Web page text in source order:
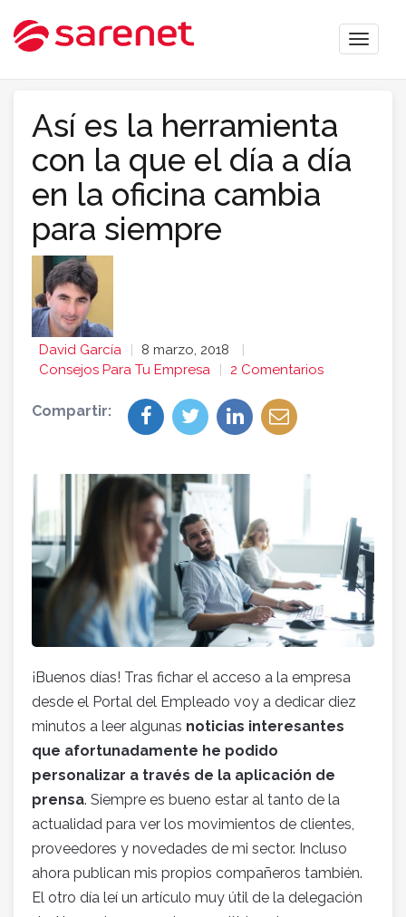
Toggle
Así es la herramienta
con la que el día a día
en la oficina cambia
para siempre
David García
8 marzo, 2018
Consejos Para Tu Empresa
2 Comentarios
Compartir:
¡Buenos días! Tras fichar el acceso a la empresa
desde el Portal del Empleado voy a dedicar diez
minutos a leer algunas noticias interesantes
que afortunadamente he podido
personalizar a través de la aplicación de
prensa. Siempre es bueno estar al tanto de la
actualidad para ver los movimientos de clientes,
proveedores y novedades de mi sector. Incluso
ahora publican mis propios compañeros también.
El otro día leí un artículo muy útil de la delegación